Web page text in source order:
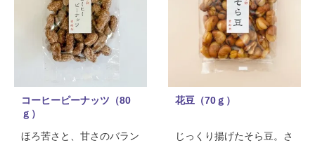
コーヒーピーナッツ（80
ｇ）
ほろ苦さと、甘さのバラン
花豆（70ｇ）
じっくり揚げたそら豆。さ